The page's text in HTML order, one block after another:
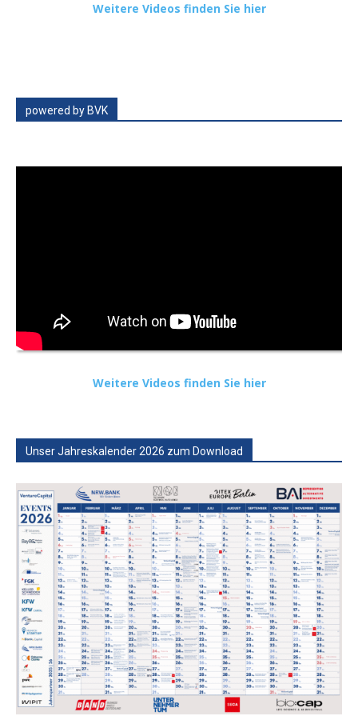
Weitere Videos finden Sie hier
powered by BVK
Weitere Videos finden Sie hier
Unser Jahreskalender 2026 zum Download